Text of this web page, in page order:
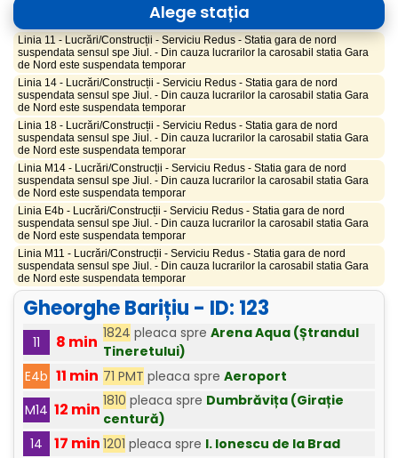
Alege stația
Linia 11 - Lucrări/Construcții - Serviciu Redus - Statia gara de nord
suspendata sensul spe Jiul. - Din cauza lucrarilor la carosabil statia Gara
de Nord este suspendata temporar
Linia 14 - Lucrări/Construcții - Serviciu Redus - Statia gara de nord
suspendata sensul spe Jiul. - Din cauza lucrarilor la carosabil statia Gara
de Nord este suspendata temporar
Linia 18 - Lucrări/Construcții - Serviciu Redus - Statia gara de nord
suspendata sensul spe Jiul. - Din cauza lucrarilor la carosabil statia Gara
de Nord este suspendata temporar
Linia M14 - Lucrări/Construcții - Serviciu Redus - Statia gara de nord
suspendata sensul spe Jiul. - Din cauza lucrarilor la carosabil statia Gara
de Nord este suspendata temporar
Linia E4b - Lucrări/Construcții - Serviciu Redus - Statia gara de nord
suspendata sensul spe Jiul. - Din cauza lucrarilor la carosabil statia Gara
de Nord este suspendata temporar
Linia M11 - Lucrări/Construcții - Serviciu Redus - Statia gara de nord
suspendata sensul spe Jiul. - Din cauza lucrarilor la carosabil statia Gara
de Nord este suspendata temporar
Gheorghe Barițiu - ID: 123
11 8 min 1824 pleaca spre Arena Aqua (Ștrandul
Tineretului)
E4b 11 min 71 PMT pleaca spre Aeroport
M14 12 min 1810 pleaca spre Dumbrăvița (Girație
centură)
14
17 min 1201 pleaca spre I. Ionescu de la Brad